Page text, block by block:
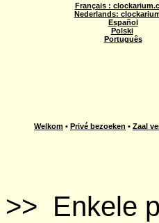
Français :
Nederlands:
Español
Polski
Português
Welkom • Privé bezoeken • Zaal
>> Enkele